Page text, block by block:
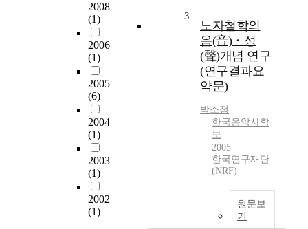
2008
(1)
2006
(1)
2005
(6)
2004
(1)
2003
(1)
2002
(1)
3
노자철학의
음(音)・성
(聲)개념 연구
(연구결과요
약문)
박소정
한국음악사학
보
2005
한국연구재단
(NRF)
원문보
기